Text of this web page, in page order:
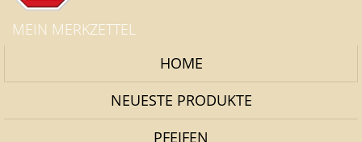
MEIN MERKZETTEL
HOME
NEUESTE PRODUKTE
PFEIFEN